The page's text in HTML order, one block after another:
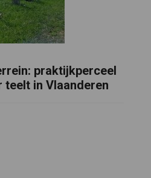
praktijkperceel
in Vlaanderen